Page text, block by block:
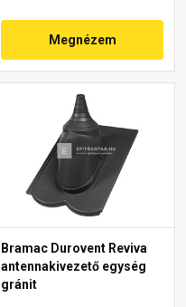
Megnézem
Bramac Durovent Reviva
antennakivezető egység
gránit